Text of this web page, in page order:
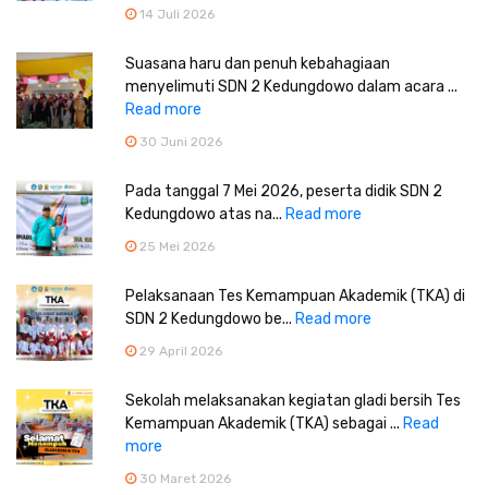
14 Juli 2026
Suasana haru dan penuh kebahagiaan
menyelimuti SDN 2 Kedungdowo dalam acara ...
Read more
30 Juni 2026
Pada tanggal 7 Mei 2026, peserta didik SDN 2
Kedungdowo atas na... Read more
25 Mei 2026
Pelaksanaan Tes Kemampuan Akademik (TKA) di
SDN 2 Kedungdowo be... Read more
29 April 2026
Sekolah melaksanakan kegiatan gladi bersih Tes
Kemampuan Akademik (TKA) sebagai ... Read
more
30 Maret 2026